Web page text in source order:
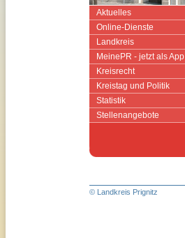
Aktuelles
Online-Dienste
Landkreis
MeinePR - jetzt als App
Kreisrecht
Kreistag und Politik
Statistik
Stellenangebote
© Landkreis Prignitz